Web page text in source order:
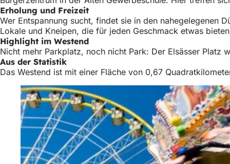
Erholung und Freizeit
Wer Entspannung sucht, findet sie in den nahegelegenen
Lokale und Kneipen, die für jeden Geschmack etwas
Highlight im Westend
Nicht mehr Parkplatz, noch nicht Park: Der Elsässer
Aus der Statistik
Das Westend ist mit einer Fläche von 0,67